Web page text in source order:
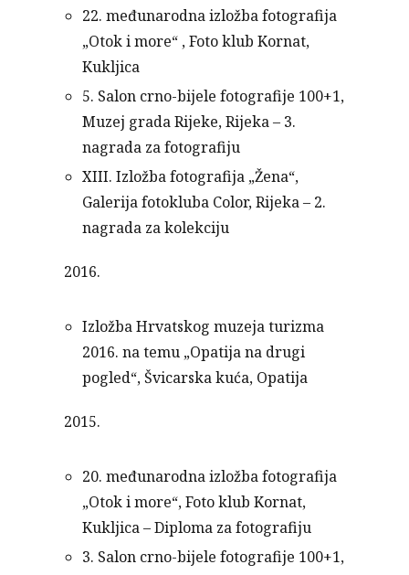
22. međunarodna izložba fotografija
„Otok i more“ , Foto klub Kornat,
Kukljica
5. Salon crno-bijele fotografije 100+1,
Muzej grada Rijeke, Rijeka – 3.
nagrada za fotografiju
XIII. Izložba fotografija „Žena“,
Galerija fotokluba Color, Rijeka – 2.
nagrada za kolekciju
2016.
Izložba Hrvatskog muzeja turizma
2016. na temu „Opatija na drugi
pogled“, Švicarska kuća, Opatija
2015.
20. međunarodna izložba fotografija
„Otok i more“, Foto klub Kornat,
Kukljica – Diploma za fotografiju
3. Salon crno-bijele fotografije 100+1,